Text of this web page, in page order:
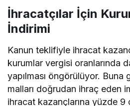
İhracatçılar İçin
İndirimi
Kanun teklifiyle ihracat
kurumlar vergisi oranlarında
yapılması öngörülüyor. Buna
malları doğrudan ihraç eden
ihracat kazançlarına yüzde 9